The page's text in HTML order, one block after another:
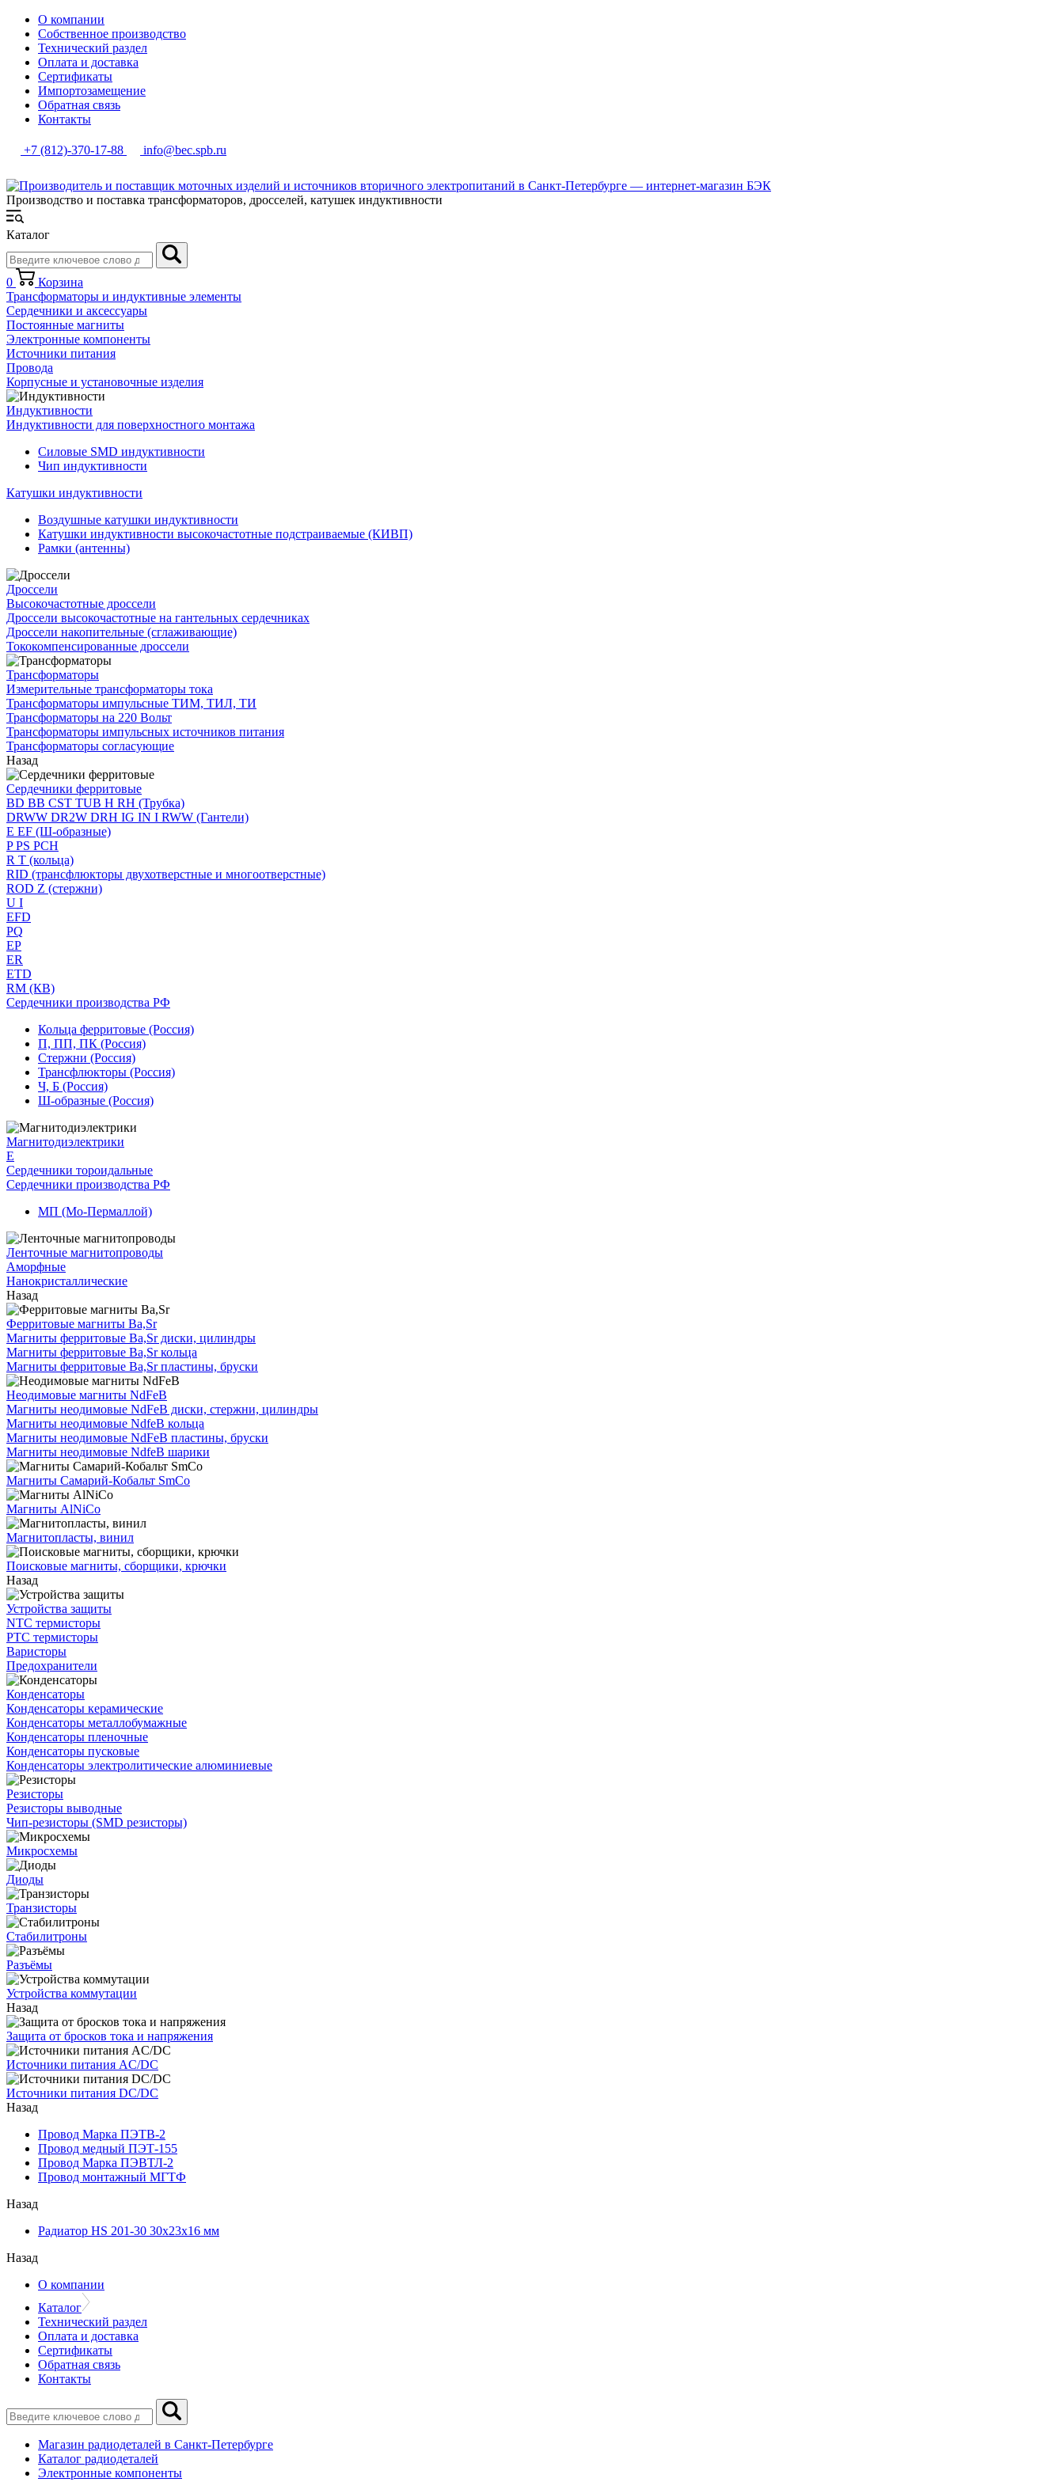
О компании
Собственное производство
Технический раздел
Оплата и доставка
Сертификаты
Импортозамещение
Обратная связь
Контакты
+7 (812)-370-17-88 info@bec.spb.ru
Производство и поставка трансформаторов, дросселей, катушек индуктивности
Каталог
0
Корзина
Трансформаторы и индуктивные элементы
Сердечники и аксессуары
Постоянные магниты
Электронные компоненты
Источники питания
Провода
Корпусные и установочные изделия
Индуктивности
Индуктивности для поверхностного монтажа
Силовые SMD индуктивности
Чип индуктивности
Катушки индуктивности
Воздушные катушки индуктивности
Катушки индуктивности высокочастотные подстраиваемые (КИВП)
Рамки (антенны)
Дроссели
Высокочастотные дроссели
Дроссели высокочастотные на гантельных сердечниках
Дроссели накопительные (сглаживающие)
Тококомпенсированные дроссели
Трансформаторы
Измерительные трансформаторы тока
Трансформаторы импульсные ТИМ, ТИЛ, ТИ
Трансформаторы на 220 Вольт
Трансформаторы импульсных источников питания
Трансформаторы согласующие
Назад
Сердечники ферритовые
BD BB CST TUB H RH (Трубка)
DRWW DR2W DRH IG IN I RWW (Гантели)
E EF (Ш-образные)
P PS PCH
R T (кольца)
RID (трансфлюкторы двухотверстные и многоотверстные)
ROD Z (стержни)
U I
EFD
PQ
EP
ER
ETD
RM (КВ)
Сердечники производства РФ
Кольца ферритовые (Россия)
П, ПП, ПК (Россия)
Стержни (Россия)
Трансфлюкторы (Россия)
Ч, Б (Россия)
Ш-образные (Россия)
Магнитодиэлектрики
E
Сердечники тороидальные
Сердечники производства РФ
МП (Мо-Пермаллой)
Ленточные магнитопроводы
Аморфные
Нанокристаллические
Назад
Ферритовые магниты Ba,Sr
Магниты ферритовые Ba,Sr диски, цилиндры
Магниты ферритовые Ba,Sr кольца
Магниты ферритовые Ba,Sr пластины, бруски
Неодимовые магниты NdFeB
Магниты неодимовые NdFeB диски, стержни, цилиндры
Магниты неодимовые NdfeB кольца
Магниты неодимовые NdFeB пластины, бруски
Магниты неодимовые NdfeB шарики
Магниты Самарий-Кобальт SmCo
Магниты AlNiCo
Магнитопласты, винил
Поисковые магниты, сборщики, крючки
Назад
Устройства защиты
NTC термисторы
PTC термисторы
Варисторы
Предохранители
Конденсаторы
Конденсаторы керамические
Конденсаторы металлобумажные
Конденсаторы пленочные
Конденсаторы пусковые
Конденсаторы электролитические алюминиевые
Резисторы
Резисторы выводные
Чип-резисторы (SMD резисторы)
Микросхемы
Диоды
Транзисторы
Стабилитроны
Разъёмы
Устройства коммутации
Назад
Защита от бросков тока и напряжения
Источники питания AC/DC
Источники питания DC/DC
Назад
Провод Марка ПЭТВ-2
Провод медный ПЭТ-155
Провод Марка ПЭВТЛ-2
Провод монтажный МГТФ
Назад
Радиатор HS 201-30 30х23х16 мм
Назад
О компании
Каталог
Технический раздел
Оплата и доставка
Сертификаты
Обратная связь
Контакты
Магазин радиодеталей в Санкт-Петербурге
Каталог радиодеталей
Электронные компоненты